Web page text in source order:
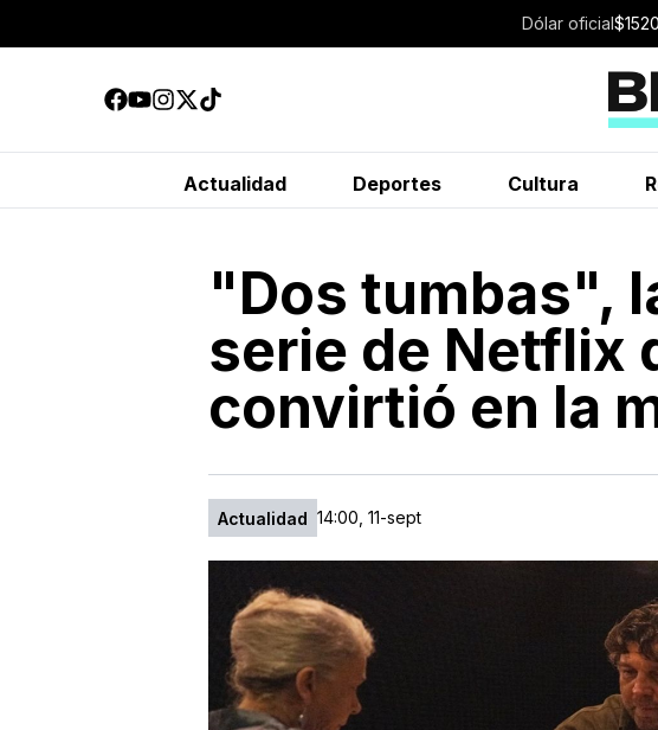
Dólar oficial$1520
Actualidad Deportes Cultura
"Dos tumbas",
serie de Netflix
convirtió en la
Actualidad 14:00, 11-sept